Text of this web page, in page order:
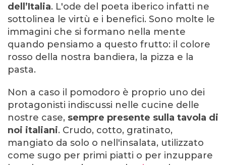
dell’Italia. L'ode del poeta iberico infatti ne
sottolinea le virtù e i benefici. Sono molte le
immagini che si formano nella mente
quando pensiamo a questo frutto: il colore
rosso della nostra bandiera, la pizza e la
pasta.
Non a caso il pomodoro è proprio uno dei
protagonisti indiscussi nelle cucine delle
nostre case, sempre presente sulla tavola di
noi italiani. Crudo, cotto, gratinato,
mangiato da solo o nell'insalata, utilizzato
come sugo per primi piatti o per inzuppare